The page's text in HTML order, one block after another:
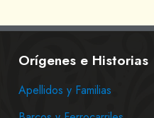
Orígenes e Historias
Apellidos y Familias